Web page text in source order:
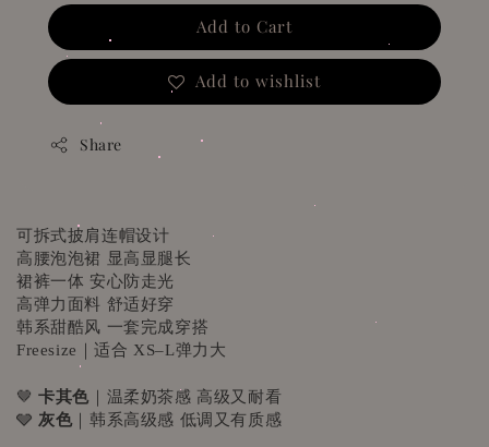
Add to Cart
Add to wishlist
Share
可拆式披肩连帽设计
高腰泡泡裙 显高显腿长
裙裤一体 安心防走光
高弹力面料 舒适好穿
韩系甜酷风 一套完成穿搭
Freesize｜适合 XS–L弹力大
🤎卡其色 ｜温柔奶茶感 高级又耐看
🩶 灰色｜韩系高级感 低调又有质感